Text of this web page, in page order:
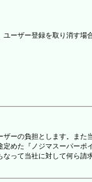
ザー登録を取り消す
の負担とします。ま
めた『ノジマスーパーポ
って当社に対して何ら